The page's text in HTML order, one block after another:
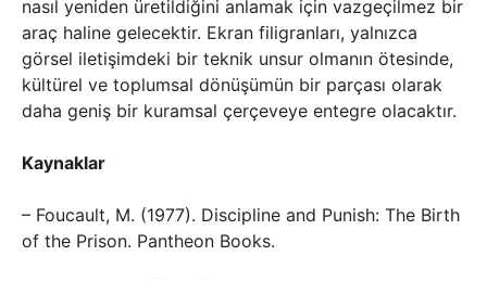
nasıl yeniden üretildiğini anlamak için vazgeçilmez bir
araç haline gelecektir. Ekran filigranları, yalnızca
görsel iletişimdeki bir teknik unsur olmanın ötesinde,
kültürel ve toplumsal dönüşümün bir parçası olarak
daha geniş bir kuramsal çerçeveye entegre olacaktır.
Kaynaklar
– Foucault, M. (1977). Discipline and Punish: The Birth
of the Prison. Pantheon Books.